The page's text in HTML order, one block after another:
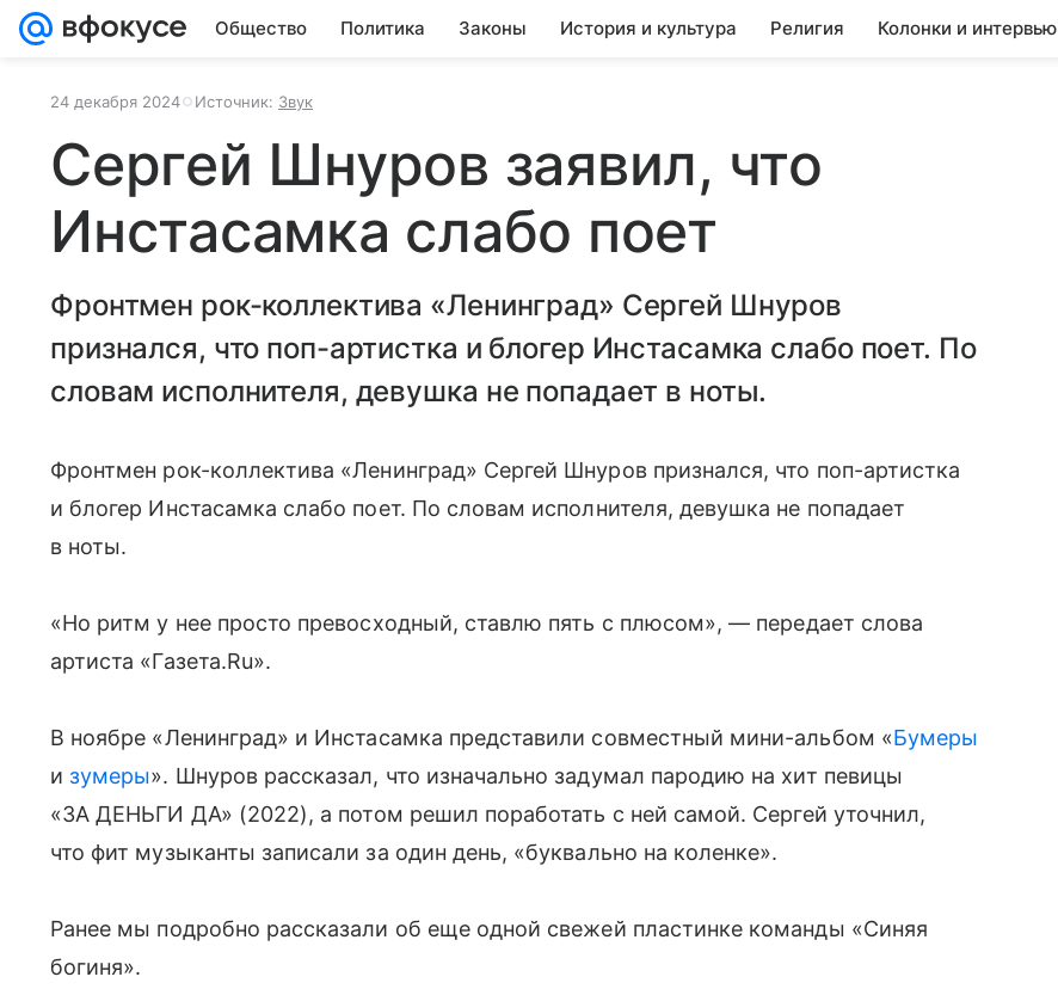
Общество Политика Законы История и культура Религия Колонки и интервью
24 декабря 2024 Источник: Звук
Сергей Шнуров заявил, что
Инстасамка слабо поет
Фронтмен рок-коллектива «Ленинград» Сергей Шнуров
признался, что поп-артистка и блогер Инстасамка слабо поет. По
словам исполнителя, девушка не попадает в ноты.
Фронтмен рок-коллектива «Ленинград» Сергей Шнуров признался, что поп-артистка
и блогер Инстасамка слабо поет. По словам исполнителя, девушка не попадает
в ноты.
«Но ритм у нее просто превосходный, ставлю пять с плюсом», — передает слова
артиста «Газета.Ru».
В ноябре «Ленинград» и Инстасамка представили совместный мини-альбом «Бумеры
и зумеры». Шнуров рассказал, что изначально задумал пародию на хит певицы
«ЗА ДЕНЬГИ ДА» (2022), а потом решил поработать с ней самой. Сергей уточнил,
что фит музыканты записали за один день, «буквально на коленке».
Ранее мы подробно рассказали об еще одной свежей пластинке команды «Синяя
богиня».